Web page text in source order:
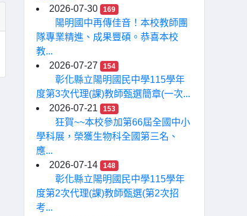
2026-07-30
169
陽明國中再傳佳音！本校教師團
隊專業精進、成果豐碩。恭喜本校
教...
2026-07-27
154
彰化縣立陽明國民中學115學年
度第3次代理(課)教師甄選簡章(一次...
2026-07-21
153
狂賀~~本校參加第66屆全國中小
學科展，榮獲生物科全國第三名、
應...
2026-07-14
148
彰化縣立陽明國民中學115學年
度第2次代理(課)教師甄選(第2次招
考...